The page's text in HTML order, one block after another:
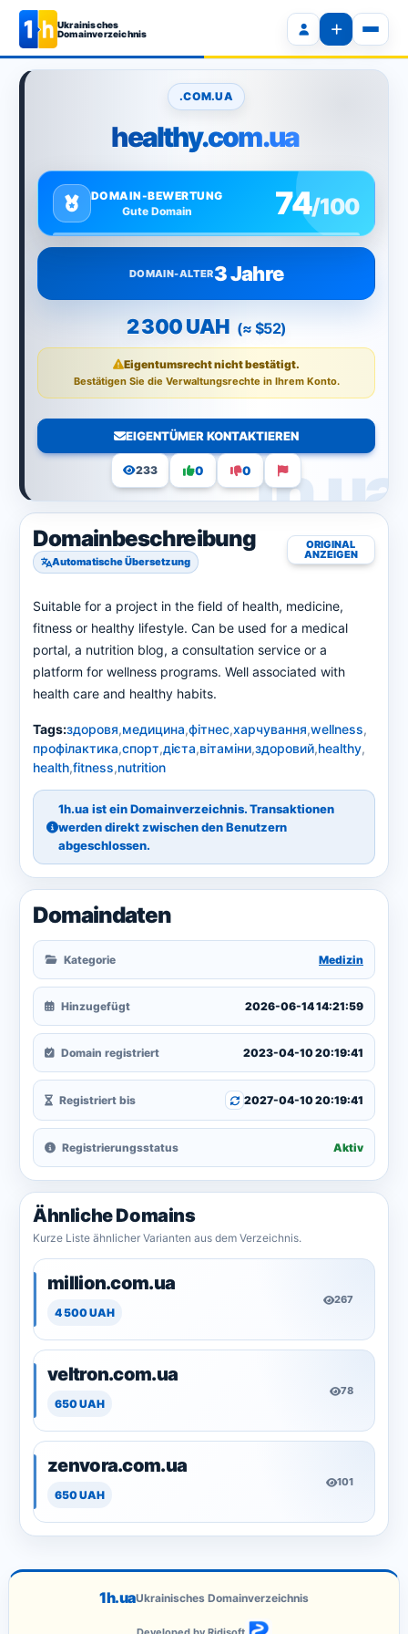
Ukrainisches
Domainverzeichnis
.COM.UA
healthy.com.ua
DOMAIN-BEWERTUNG
Gute Domain
74/100
DOMAIN-ALTER3 Jahre
2 300 UAH (≈ $52)
Eigentumsrecht nicht bestätigt.
Bestätigen Sie die Verwaltungsrechte in Ihrem Konto.
EIGENTÜMER KONTAKTIEREN
233 0 0
Domainbeschreibung
Automatische Übersetzung
ORIGINAL
ANZEIGEN
Suitable for a project in the field of health, medicine,
fitness or healthy lifestyle. Can be used for a medical
portal, a nutrition blog, a consultation service or a
platform for wellness programs. Well associated with
health care and healthy habits.
Tags:здоровя,медицина,фітнес,харчування,wellness,
профілактика,спорт,дієта,вітаміни,здоровий,healthy,
health,fitness,nutrition
1h.ua ist ein Domainverzeichnis. Transaktionen
werden direkt zwischen den Benutzern
abgeschlossen.
Domaindaten
Kategorie Medizin
Hinzugefügt 2026-06-14 14:21:59
Domain registriert 2023-04-10 20:19:41
Registriert bis 2027-04-10 20:19:41
Registrierungsstatus Aktiv
Ähnliche Domains
Kurze Liste ähnlicher Varianten aus dem Verzeichnis.
million.com.ua
4 500 UAH
267
veltron.com.ua
650 UAH
78
zenvora.com.ua
650 UAH
101
1h.uaUkrainisches Domainverzeichnis